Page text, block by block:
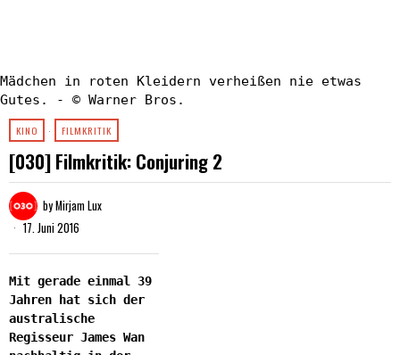
Mädchen in roten Kleidern verheißen nie etwas
Gutes. - © Warner Bros.
KINO · FILMKRITIK
[030] Filmkritik: Conjuring 2
byMirjam Lux
17. Juni 2016
Mit gerade einmal 39
Jahren hat sich der
australische
Regisseur James Wan